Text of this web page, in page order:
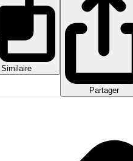
Similaire
Partager